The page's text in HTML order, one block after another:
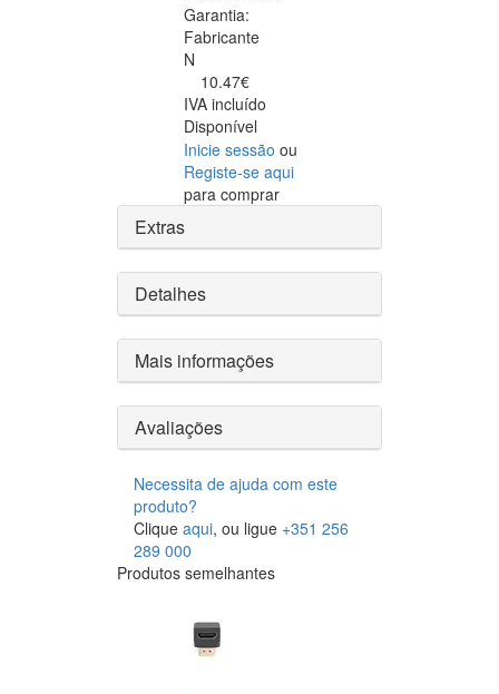
Garantia:
Fabricante
N
10.47€
IVA incluído
Disponível
Inicie sessão ou
Registe-se aqui
para comprar
Extras
Detalhes
Mais informações
Avaliações
Necessita de ajuda com este
produto?
Clique aqui, ou ligue +351 256
289 000
Produtos semelhantes